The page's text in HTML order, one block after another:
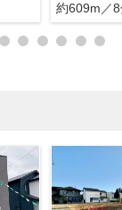
約609m／